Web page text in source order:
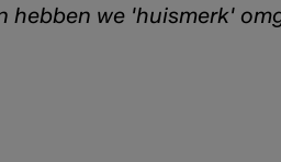
we 'huismerk'